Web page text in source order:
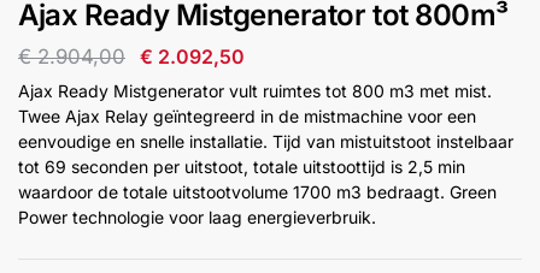
Inbraakbeveiliging
Merken
Outlet
Ajax Ready Mistgenerator tot 800m³
€2.904,00 € 2.092,50
Ajax Ready Mistgenerator vult ruimtes tot 800 m3 met mist.
Twee Ajax Relay geïntegreerd in de mistmachine voor een
eenvoudige en snelle installatie. Tijd van mistuitstoot instelbaar
tot 69 seconden per uitstoot, totale uitstoottijd is 2,5 min
waardoor de totale uitstootvolume 1700 m3 bedraagt. Green
Power technologie voor laag energieverbruik.